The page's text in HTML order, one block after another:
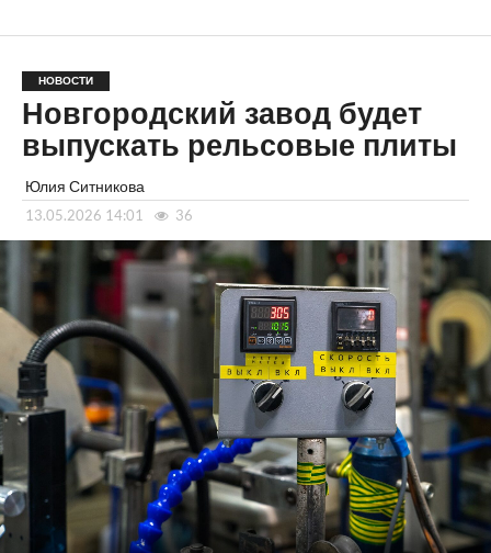
НОВОСТИ
Новгородский завод будет
выпускать рельсовые плиты
Юлия Ситникова
13.05.2026 14:01 36